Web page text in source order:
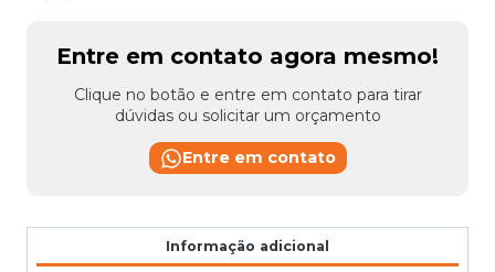
Entre em contato agora mesmo!
Clique no botão e entre em contato para tirar
dúvidas ou solicitar um orçamento
Entre em contato
Informação adicional